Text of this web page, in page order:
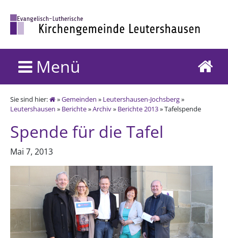
Menü
Sie sind hier: »Gemeinden » Leutershausen-Jochsberg»
Leutershausen » Berichte»Archiv» Berichte 2013» Tafelspende
Spende für die Tafel
Mai 7, 2013